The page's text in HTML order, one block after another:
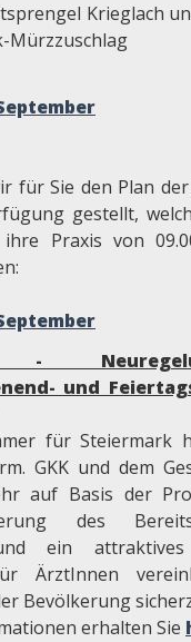
Krieglach
Mürzzuschlag
für Sie den Plan
gestellt,
ihre Praxis von
-
und
für Steiermark
GKK und dem
auf Basis der
des
ein
ÄrztInnen
Bevölkerung
erhalten Sie